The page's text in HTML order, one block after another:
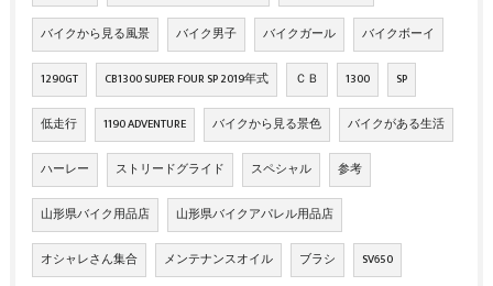
バイクから見る風景 バイク男子 バイクガール バイクボーイ
1290GT CB1300 SUPER FOUR SP 2019年式 ＣＢ 1300 SP
低走行 1190 ADVENTURE バイクから見る景色 バイクがある生活
ハーレー ストリードグライド スペシャル 参考
山形県バイク用品店 山形県バイクアパレル用品店
オシャレさん集合 メンテナンスオイル ブラシ SV650